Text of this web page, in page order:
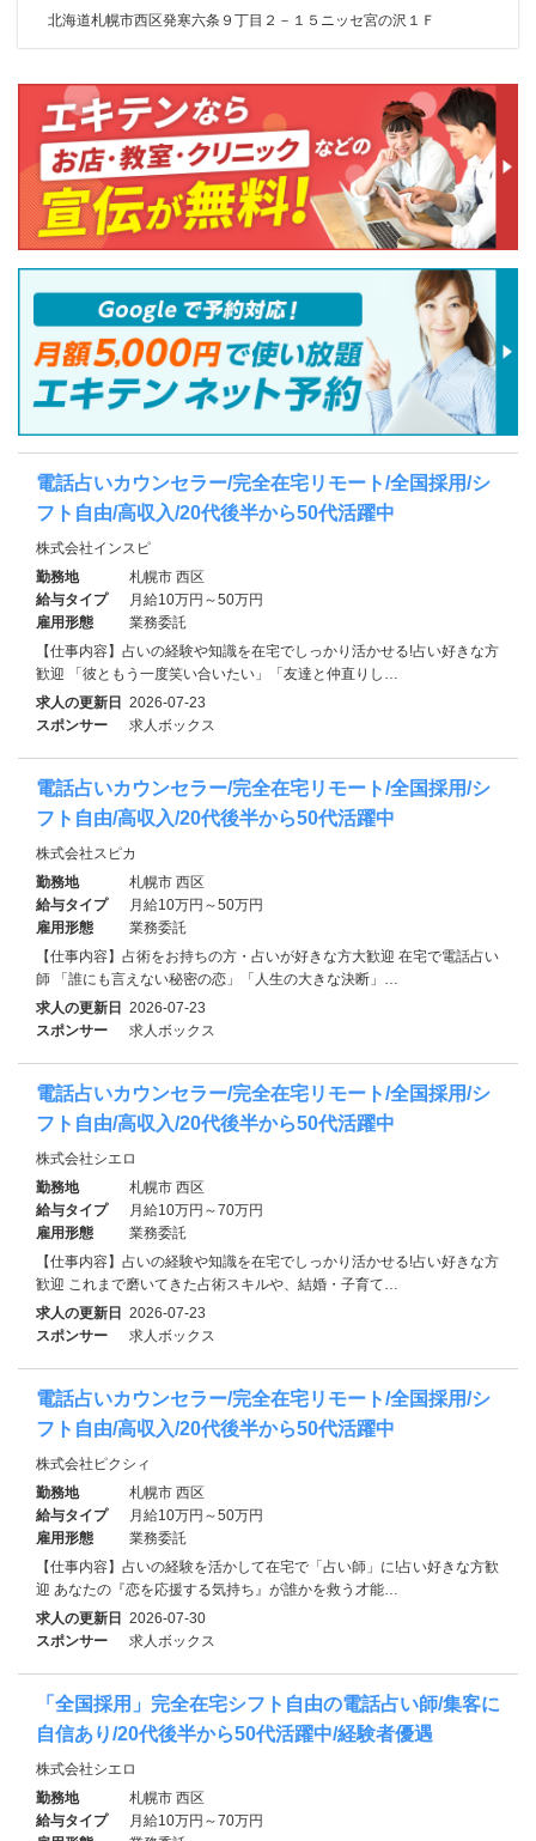
北海道札幌市西区発寒六条９丁目２－１５ニッセ宮の沢１Ｆ
電話占いカウンセラー/完全在宅リモート/全国採用/シ
フト自由/高収入/20代後半から50代活躍中
株式会社インスピ
勤務地
札幌市 西区
給与タイプ
月給10万円～50万円
雇用形態
業務委託
【仕事内容】占いの経験や知識を在宅でしっかり活かせる!占い好きな方
歓迎 「彼ともう一度笑い合いたい」「友達と仲直りし…
求人の更新日 2026-07-23
スポンサー
求人ボックス
電話占いカウンセラー/完全在宅リモート/全国採用/シ
フト自由/高収入/20代後半から50代活躍中
株式会社スピカ
勤務地
札幌市 西区
給与タイプ
月給10万円～50万円
雇用形態
業務委託
【仕事内容】占術をお持ちの方・占いが好きな方大歓迎 在宅で電話占い
師 「誰にも言えない秘密の恋」「人生の大きな決断」…
求人の更新日 2026-07-23
スポンサー
求人ボックス
電話占いカウンセラー/完全在宅リモート/全国採用/シ
フト自由/高収入/20代後半から50代活躍中
株式会社シエロ
勤務地
札幌市 西区
給与タイプ
月給10万円～70万円
雇用形態
業務委託
【仕事内容】占いの経験や知識を在宅でしっかり活かせる!占い好きな方
歓迎 これまで磨いてきた占術スキルや、結婚・子育て…
求人の更新日 2026-07-23
スポンサー
求人ボックス
電話占いカウンセラー/完全在宅リモート/全国採用/シ
フト自由/高収入/20代後半から50代活躍中
株式会社ピクシィ
勤務地
札幌市 西区
給与タイプ
月給10万円～50万円
雇用形態
業務委託
【仕事内容】占いの経験を活かして在宅で「占い師」に!占い好きな方歓
迎 あなたの『恋を応援する気持ち』が誰かを救う才能…
求人の更新日 2026-07-30
スポンサー
求人ボックス
「全国採用」完全在宅シフト自由の電話占い師/集客に
自信あり/20代後半から50代活躍中/経験者優遇
株式会社シエロ
勤務地
札幌市 西区
給与タイプ
月給10万円～70万円